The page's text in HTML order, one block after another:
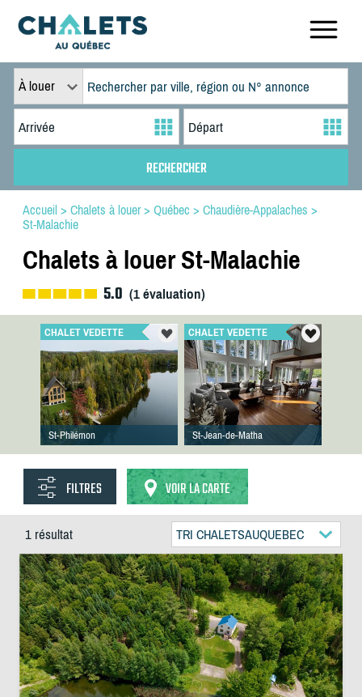
À louer
Accueil > Chalets à louer> Québec > Chaudière-Appalaches >
St-Malachie
Chalets à louer St-Malachie
5.0 (1évaluation)
CHALET VEDETTE
St-Philémon
CHALET VEDETTE
St-Jean-de-Matha
FILTRES VOIR LA CARTE
1 résultat TRI CHALETSAUQUEBEC